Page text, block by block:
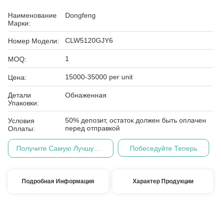
Наименование
Марки:
Dongfeng
Номер Модели: CLW5120GJY6
MOQ: 1
Цена: 15000-35000 per unit
Детали
Упаковки:
Обнаженная
Условия
Оплаты:
50% депозит, остаток должен быть оплачен
перед отправкой
Побеседуйте Теперь
Подробная Информация Характер Продукции